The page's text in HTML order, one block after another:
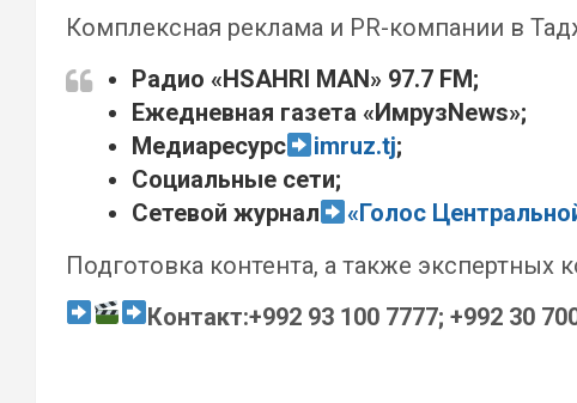
Комплексная реклама и PR-компании в
Радио «HSAHRI MAN» 97.7 FM;
Ежедневная газета «ИмрузNews»;
Медиаресурс
imruz.tj;
Социальные сети;
Сетевой журнал
«Голос
Подготовка контента, а также
Контакт:+992 93 100 7777; +992 30